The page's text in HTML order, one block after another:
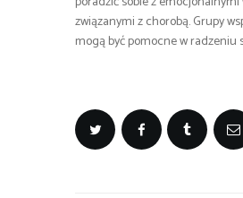
związanymi z chorobą. Grupy
mogą być pomocne w radzeniu